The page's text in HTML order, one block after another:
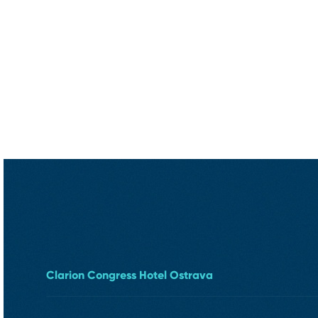
Clarion Congress Hotel Ostrava